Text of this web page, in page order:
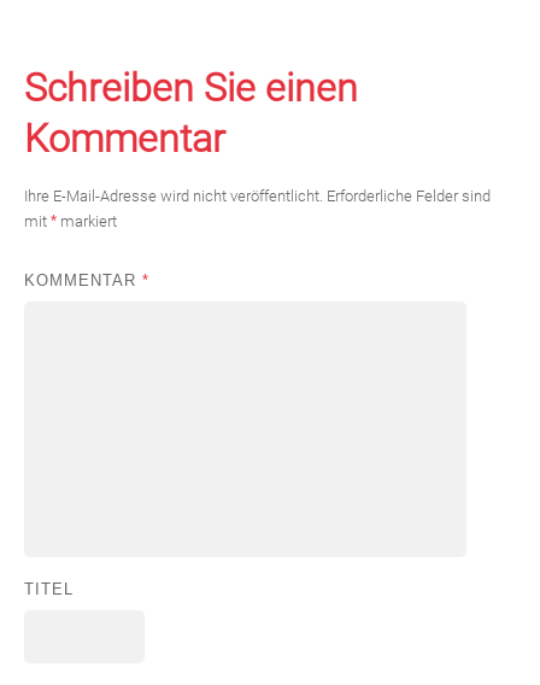
Schreiben Sie einen
Kommentar
Ihre E-Mail-Adresse wird nicht veröffentlicht. Erforderliche Felder sind
mit * markiert
KOMMENTAR *
TITEL